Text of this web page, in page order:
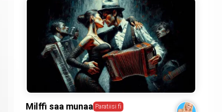
Milffi saa munaa Paratiisi fi